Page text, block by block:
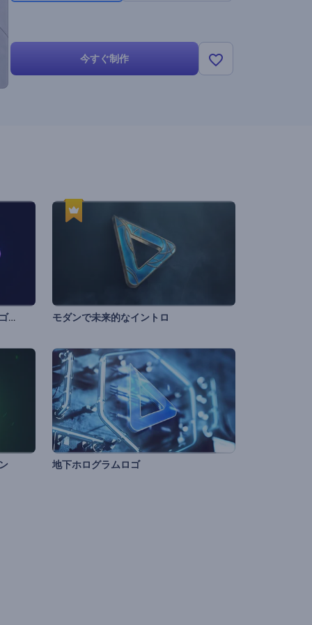
今すぐ制作
「ダイナミクな煙のブラスト」ロゴ動画 モダンで未来的なイントロ
地下ホログラムロゴ